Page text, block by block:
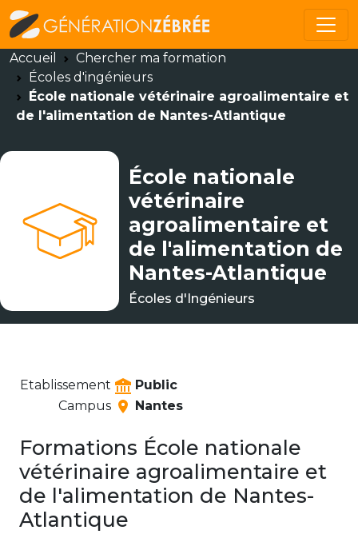
Accueil
Chercher ma formation
Écoles d'ingénieurs
École nationale vétérinaire agroalimentaire et
de l'alimentation de Nantes-Atlantique
École nationale
vétérinaire
agroalimentaire et
de l'alimentation de
Nantes-Atlantique
Écoles d'Ingénieurs
Etablissement
Public
Campus
Nantes
Formations École nationale
vétérinaire agroalimentaire et
de l'alimentation de Nantes-
Atlantique